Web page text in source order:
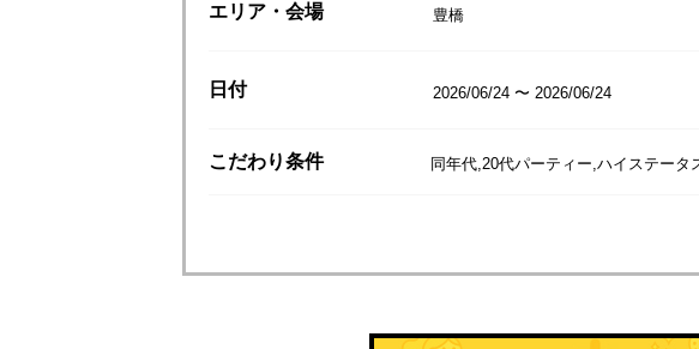
エリア・会場 豊橋
日付 2026/06/24 〜 2026/06/24
こだわり条件 同年代,20代パーティー,ハイステータ